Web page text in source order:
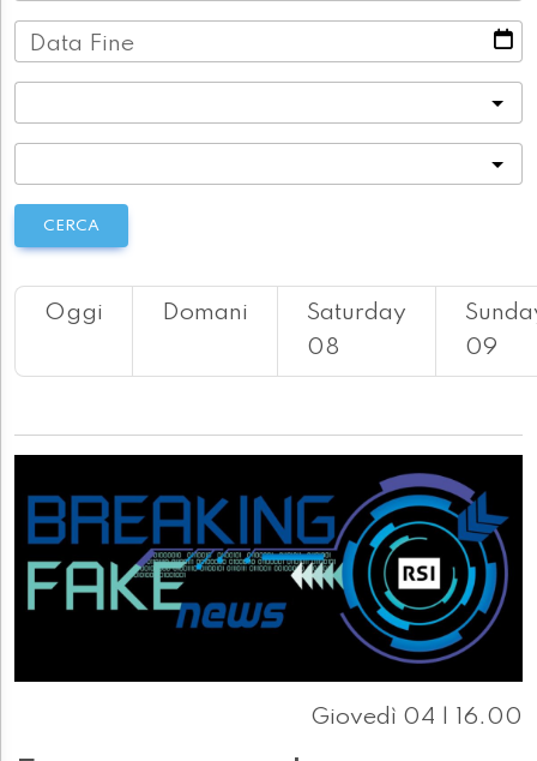
Data Fine
CERCA
Oggi Domani
Saturday
08
09
Giovedì 04 | 16.00